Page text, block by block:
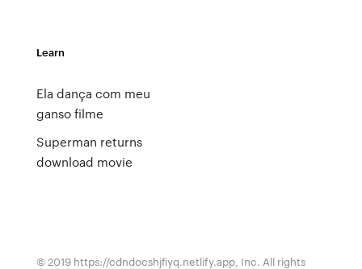
Learn
Ela dança com meu
ganso filme
Superman returns
download movie
© 2019 https://cdndocshjfiyq.netlify.app, Inc. All rights